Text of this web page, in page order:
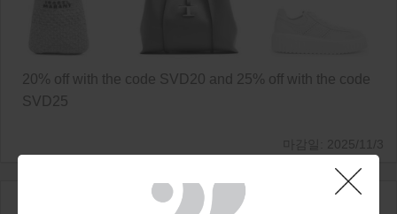
20% off with the code SVD20 and 25% off with the code
SVD25
Last chance